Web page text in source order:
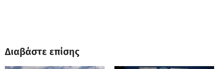
Διαβάστε επίσης